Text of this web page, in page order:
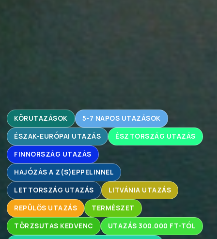
KÖRUTAZÁSOK 5-7 NAPOS UTAZÁSOK
ÉSZAK-EURÓPAI UTAZÁS ÉSZTORSZÁG UTAZÁS
FINNORSZÁG UTAZÁS
HAJÓZÁS A Z(S)EPPELINNEL
LETTORSZÁG UTAZÁS LITVÁNIA UTAZÁS
REPÜLŐS UTAZÁS TERMÉSZET
TÖRZSUTAS KEDVENC UTAZÁS 300.000 FT-TÓL